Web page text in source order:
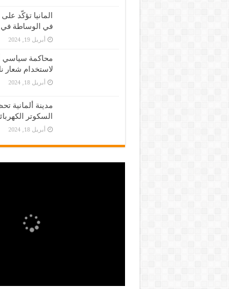
المانيا تؤكّد
في الوساطة
أبريل 19, 2024
محاكمة سياسي
لاستخدام شعار
أبريل 18, 2024
مدينة ألمانية
السكوتر
أبريل 18, 2024